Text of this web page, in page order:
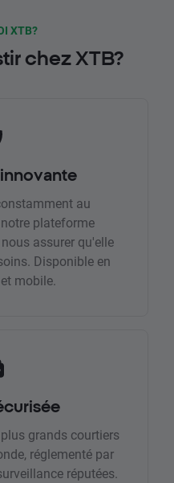
XTB?
chez XTB?
au
plateforme
assurer qu'elle
Disponible en
mobile.
grands courtiers
réglementé par
réputées.